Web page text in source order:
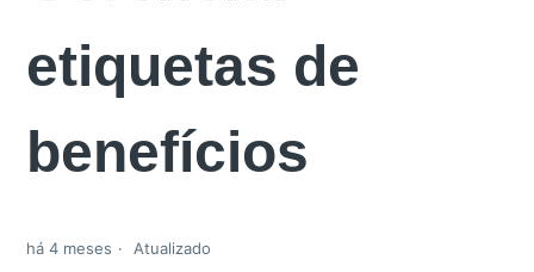
etiquetas de
benefícios
há 4 meses Atualizado